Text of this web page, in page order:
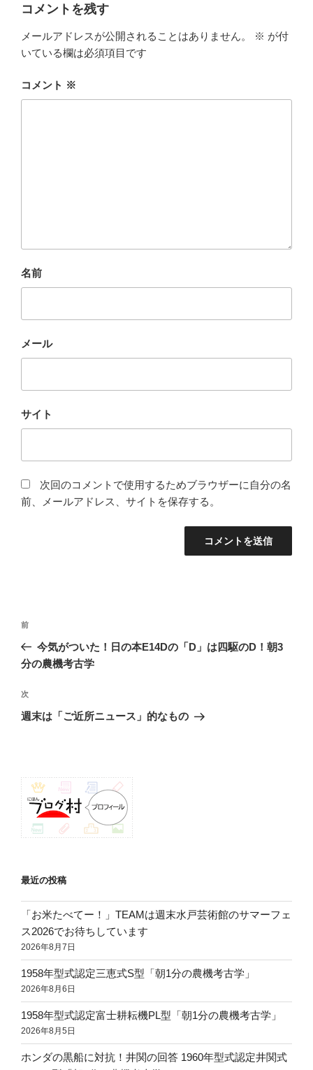
コメントを残す
メールアドレスが公開されることはありません。 ※ が付
いている欄は必須項目です
コメント ※
名前
メール
サイト
次回のコメントで使用するためブラウザーに自分の名
前、メールアドレス、サイトを保存する。
投
ナ
ゲ
ー
ン
前
の
投
前
今気がついた！日の本E14Dの「D」は四駆のD！朝3
分の農機考古学
次
の
次
週末は「ご近所ニュース」的なもの
最近の投稿
「お米たべてー！」TEAMは週末水戸芸術館のサマーフェ
ス2026でお待ちしています
2026年8月7日
1958年型式認定三恵式S型「朝1分の農機考古学」
2026年8月6日
1958年型式認定富士耕耘機PL型「朝1分の農機考古学」
2026年8月5日
ホンダの黒船に対抗！井関の回答 1960年型式認定井関式